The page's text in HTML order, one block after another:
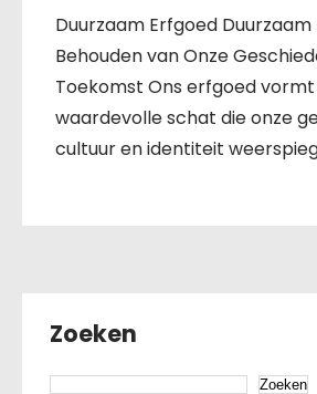
Duurzaam Erfgoed Duurzaam
Behouden van Onze
Toekomst Ons erfgoed
waardevolle schat die onze
cultuur en identiteit
Zoeken
Zoeken